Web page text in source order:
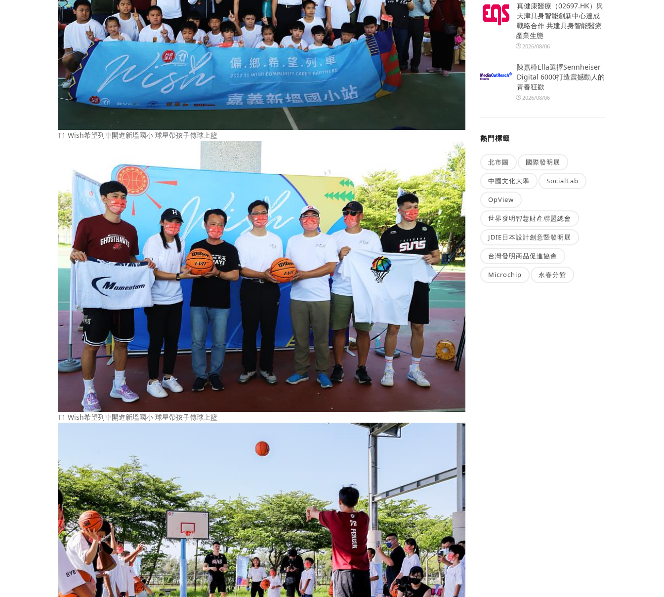
T1 Wish希望列車開進新塭國小 球星帶孩子傳球上籃
T1 Wish希望列車開進新塭國小 球星帶孩子傳球上籃
真健康醫療（02697.HK）與
天津具身智能創新中心達成
戰略合作 共建具身智能醫療
產業生態
2026/08/06
陳嘉樺Ella選擇Sennheiser
Digital 6000打造震撼動人的
青春狂歡
2026/08/06
熱門標籤
北市圖 國際發明展
中國文化大學 SocialLab
OpView
世界發明智慧財產聯盟總會
JDIE日本設計創意暨發明展
台灣發明商品促進協會
Microchip 永春分館